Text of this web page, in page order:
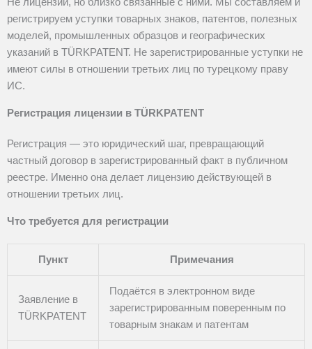
регистрируем уступки товарных знаков, патентов, полезных
моделей, промышленных образцов и географических
указаний в TÜRKPATENT. Не зарегистрированные уступки не
имеют силы в отношении третьих лиц по турецкому праву
ИС.
Регистрация лицензии в TÜRKPATENT
Регистрация — это юридический шаг, превращающий
частный договор в зарегистрированный факт в публичном
реестре. Именно она делает лицензию действующей в
отношении третьих лиц.
Что требуется для регистрации
Пункт Примечания
Заявление в
TÜRKPATENT
Подаётся в электронном виде
зарегистрированным поверенным по
товарным знакам и патентам